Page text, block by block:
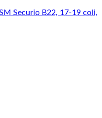
Securio B22, 17-19 coli,